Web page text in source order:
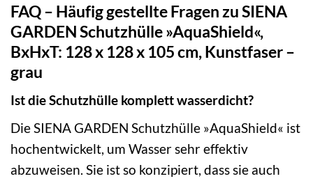
FAQ – Häufig gestellte Fragen zu SIENA
GARDEN Schutzhülle »AquaShield«,
BxHxT: 128 x 128 x 105 cm, Kunstfaser –
grau
Ist die Schutzhülle komplett wasserdicht?
Die SIENA GARDEN Schutzhülle »AquaShield« ist
hochentwickelt, um Wasser sehr effektiv
abzuweisen. Sie ist so konzipiert, dass sie auch